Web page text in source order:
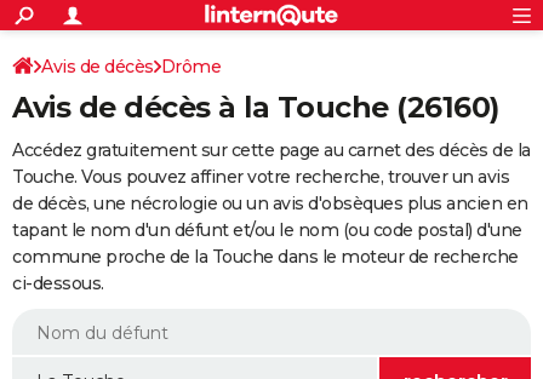
ACTUALITÉS
Politique
Société
Faits Divers
Education
Monde
Villes
+
SPORT
Coupe du monde 2026
Football
Tennis
Cyclisme
Rugby
Forum
Programme TV
TNT
Streaming
Cinéma
Sorties cinéma
Musique
+
FINANCE
Retraite
Epargne
Immobilier
Risques naturels par ville
Assurance
AUTO
Essais
Réserver un essai
Citadines
Berlines
SUV
Forum auto
+HIGH-TECH
BRICOLAGE
WEEK-END
Avis de décès Drôme
Avis de décès à la Touche (26160)
Accédez gratuitement sur cette page au carnet des décès de la
Touche. Vous pouvez affiner votre recherche, trouver un avis
de décès, une nécrologie ou un avis d'obsèques plus ancien en
tapant le nom d'un défunt et/ou le nom (ou code postal) d'une
commune proche de la Touche dans le moteur de recherche
ci-dessous.